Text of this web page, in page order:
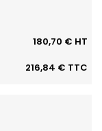
180,70 € HT
216,84 € TTC